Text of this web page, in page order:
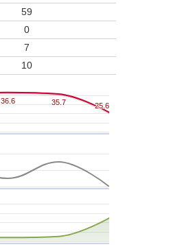
59
0
7
10
36.6
36.6 35.7
35.7 25.6
25.6